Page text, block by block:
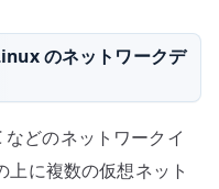
のネットワークデ
どのネットワークイ
上に複数の仮想ネット